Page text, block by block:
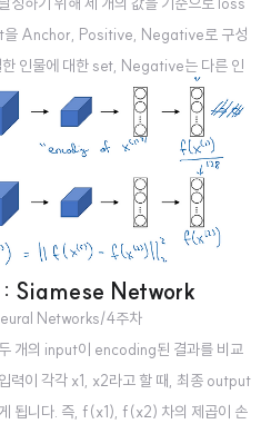
을 Anchor, Positive, Negative로 구성
인물에 대한 set, Negative는 다른 인
이는 작고 후자의 차이는 크기 때문에 대
Siamese Network
Networks/4주차
개의 input이 encoding된 결과를 비교
력이 각각 x1, x2라고 할 때, 최종 output
됩니다. 즉, f(x1), f(x2) 차의 제곱이 손